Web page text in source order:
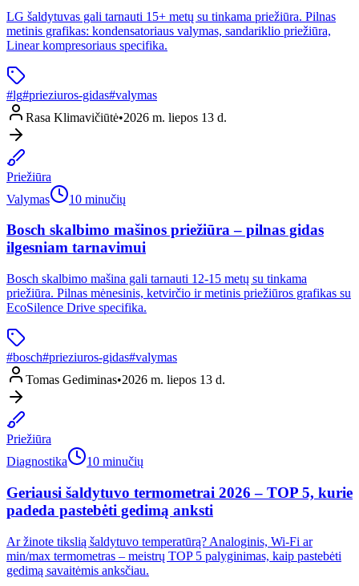
LG šaldytuvas gali tarnauti 15+ metų su tinkama priežiūra. Pilnas
metinis grafikas: kondensatoriaus valymas, sandariklio priežiūra,
Linear kompresoriaus specifika.
#lg#prieziuros-gidas#valymas
Rasa Klimavičiūtė•2026 m. liepos 13 d.
Priežiūra
Valymas
10 minučių
Bosch skalbimo mašinos priežiūra – pilnas gidas
ilgesniam tarnavimui
Bosch skalbimo mašina gali tarnauti 12-15 metų su tinkama
priežiūra. Pilnas mėnesinis, ketvirčio ir metinis priežiūros grafikas su
EcoSilence Drive specifika.
#bosch#prieziuros-gidas#valymas
Tomas Gediminas•2026 m. liepos 13 d.
Priežiūra
Diagnostika
10 minučių
Geriausi šaldytuvo termometrai 2026 – TOP 5, kurie
padeda pastebėti gedimą anksti
Ar žinote tikslią šaldytuvo temperatūrą? Analoginis, Wi-Fi ar
min/max termometras – meistrų TOP 5 palyginimas, kaip pastebėti
gedimą savaitėmis anksčiau.